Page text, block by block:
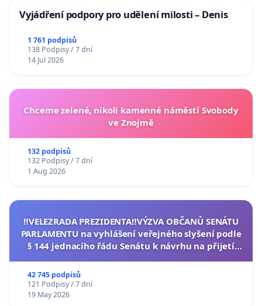
Vyjádření podpory pro udělení milosti – Denis
1 761 podpisů
138 Podpisy / 7 dní
14 Jul 2026
Chceme zelené, nikoli kamenné náměstí Svobody
ve Znojmě
132 podpisů
132 Podpisy / 7 dní
1 Aug 2026
‼️VELEZRADA PREZIDENTA‼️VÝZVA OBČANŮ SENÁTU
PARLAMENTU na vyhlášení veřejného slyšení podle
§ 144 jednacího řádu Senátu k návrhu na přijetí
42 745 podpisů
121 Podpisy / 7 dní
19 May 2026